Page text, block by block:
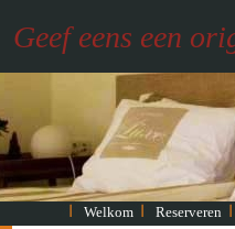
Geef eens een
Welkom Reserveren